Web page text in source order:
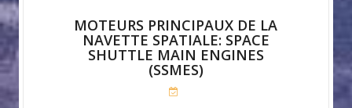
MOTEURS PRINCIPAUX DE LA
NAVETTE SPATIALE: SPACE
SHUTTLE MAIN ENGINES
(SSMES)